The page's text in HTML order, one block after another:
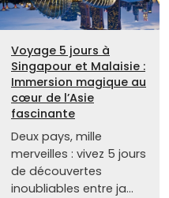
Voyage 5 jours à
Singapour et Malaisie :
Immersion magique au
cœur de l’Asie
fascinante
Deux pays, mille
merveilles : vivez 5 jours
de découvertes
inoubliables entre ja...